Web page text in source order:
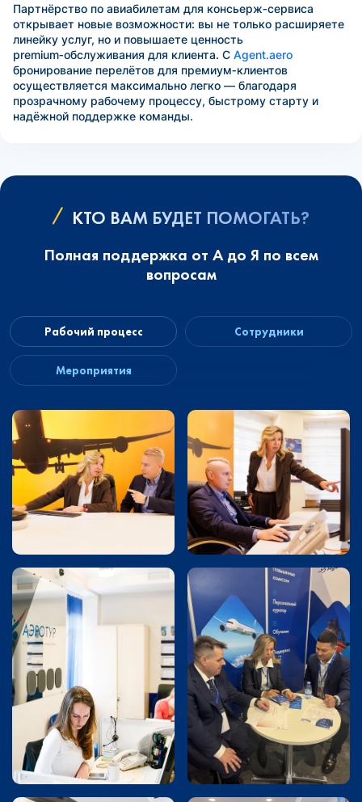
Партнёрство по авиабилетам для консьерж‑сервиса
открывает новые возможности: вы не только расширяете
линейку услуг, но и повышаете ценность
premium‑обслуживания для клиента. С Agent.aero
бронирование перелётов для премиум‑клиентов
осуществляется максимально легко — благодаря
прозрачному рабочему процессу, быстрому старту и
надёжной поддержке команды.
КТО ВАМ БУДЕТ ПОМОГАТЬ?
Полная поддержка от А до Я по всем
вопросам
Рабочий процесс Сотрудники
Мероприятия